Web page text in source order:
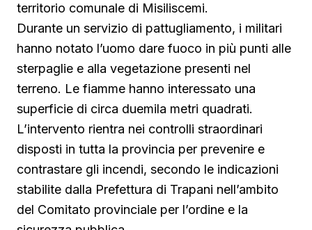
territorio comunale di Misiliscemi.
Durante un servizio di pattugliamento, i militari
hanno notato l’uomo dare fuoco in più punti alle
sterpaglie e alla vegetazione presenti nel
terreno. Le fiamme hanno interessato una
superficie di circa duemila metri quadrati.
L’intervento rientra nei controlli straordinari
disposti in tutta la provincia per prevenire e
contrastare gli incendi, secondo le indicazioni
stabilite dalla Prefettura di Trapani nell’ambito
del Comitato provinciale per l’ordine e la